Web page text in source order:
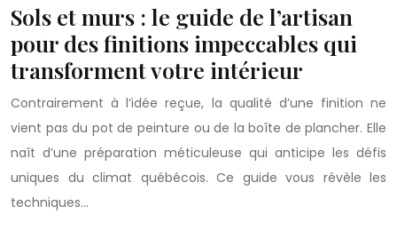
Sols et murs : le guide de l’artisan
pour des finitions impeccables qui
transforment votre intérieur
Contrairement à l’idée reçue, la qualité d’une finition ne
vient pas du pot de peinture ou de la boîte de plancher. Elle
naît d’une préparation méticuleuse qui anticipe les défis
uniques du climat québécois. Ce guide vous révèle les
techniques…